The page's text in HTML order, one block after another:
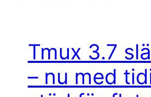
Tmux 3.7
– nu med